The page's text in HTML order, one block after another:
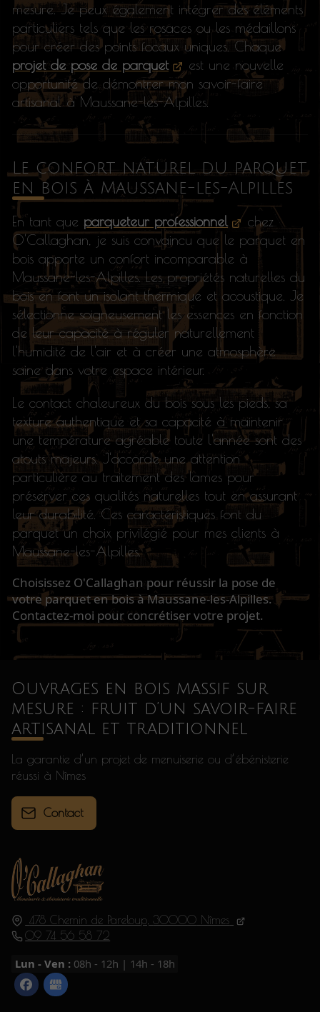
mesure. Je peux également intégrer des éléments
particuliers tels que les rosaces ou les médaillons
pour créer des points focaux uniques. Chaque
projet de pose de parquet
est une nouvelle
opportunité de démontrer mon savoir-faire
artisanal à Maussane-les-Alpilles.
Le confort naturel du parquet
en bois à Maussane-les-Alpilles
En tant que parqueteur professionnel
chez
O'Callaghan, je suis convaincu que le parquet en
bois apporte un confort incomparable à
Maussane-les-Alpilles. Les propriétés naturelles du
bois en font un isolant thermique et acoustique. Je
sélectionne soigneusement les essences en fonction
de leur capacité à réguler naturellement
l'humidité de l'air et à créer une atmosphère
saine dans votre espace intérieur.
Le contact chaleureux du bois sous les pieds, sa
texture authentique et sa capacité à maintenir
une température agréable toute l'année sont des
atouts majeurs. J'accorde une attention
particulière au traitement des lames pour
préserver ces qualités naturelles tout en assurant
leur durabilité. Ces caractéristiques font du
parquet un choix privilégié pour mes clients à
Maussane-les-Alpilles.
Choisissez O'Callaghan pour réussir la pose de
votre parquet en bois à Maussane-les-Alpilles.
Contactez-moi pour concrétiser votre projet.
478 Chemin de Pareloup, 30000 Nîmes
09 74 56 58 72
Lun - Ven : 08h - 12h | 14h - 18h
Ouvrages en bois massif sur
mesure : fruit d’un savoir-faire
artisanal et traditionnel
La garantie d’un projet de menuiserie ou d’ébénisterie
réussi à Nîmes
Contact